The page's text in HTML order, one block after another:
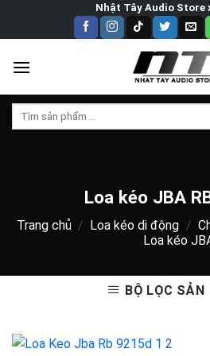
Nhật Tây Audio Store
Tìm
Loa kéo JBA
Trang chủ / Loa kéo di động /
Loa kéo
BỘ LỌC SẢN